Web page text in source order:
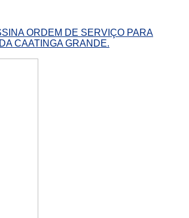
ORDEM DE SERVIÇO PARA
CAATINGA GRANDE.